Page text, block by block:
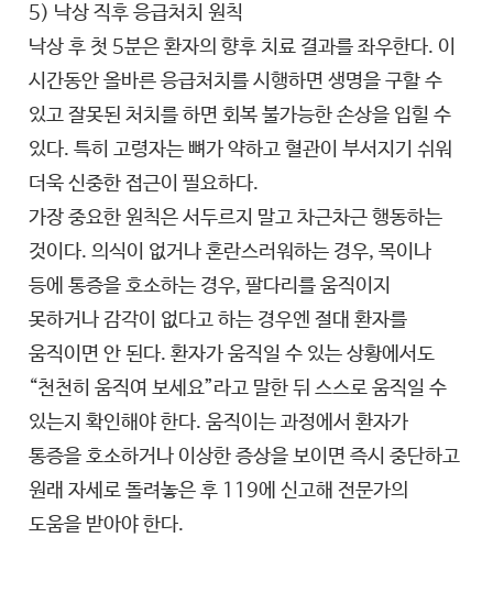
5) 낙상 직후 응급처치 원칙
낙상 후 첫 5분은 환자의 향후 치료 결과를 좌우한다. 이
시간동안 올바른 응급처치를 시행하면 생명을 구할 수
있고 잘못된 처치를 하면 회복 불가능한 손상을 입힐 수
있다. 특히 고령자는 뼈가 약하고 혈관이 부서지기 쉬워
더욱 신중한 접근이 필요하다.
가장 중요한 원칙은 서두르지 말고 차근차근 행동하는
것이다. 의식이 없거나 혼란스러워하는 경우, 목이나
등에 통증을 호소하는 경우, 팔다리를 움직이지
못하거나 감각이 없다고 하는 경우엔 절대 환자를
움직이면 안 된다. 환자가 움직일 수 있는 상황에서도
“천천히 움직여 보세요”라고 말한 뒤 스스로 움직일 수
있는지 확인해야 한다. 움직이는 과정에서 환자가
통증을 호소하거나 이상한 증상을 보이면 즉시 중단하고
원래 자세로 돌려놓은 후 119에 신고해 전문가의
도움을 받아야 한다.